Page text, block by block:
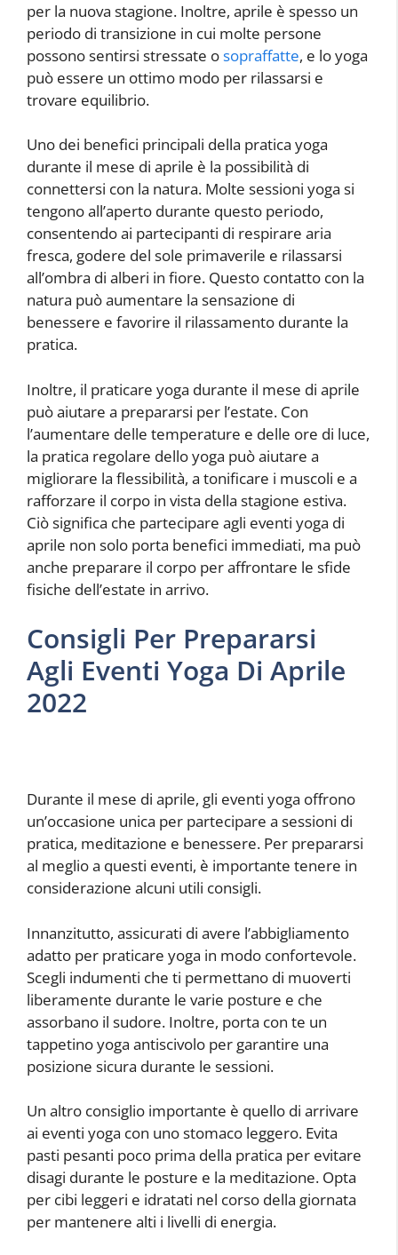
per la nuova stagione. Inoltre, aprile è spesso un
periodo di transizione in cui molte persone
possono sentirsi stressate osopraffatte, e lo yoga
può essere un ottimo modo per rilassarsi e
trovare equilibrio.
Uno dei benefici principali della pratica yoga
durante il mese di aprile è la possibilità di
connettersi con la natura. Molte sessioni yoga si
tengono all’aperto durante questo periodo,
consentendo ai partecipanti di respirare aria
fresca, godere del sole primaverile e rilassarsi
all’ombra di alberi in fiore. Questo contatto con la
natura può aumentare la sensazione di
benessere e favorire il rilassamento durante la
pratica.
Inoltre, il praticare yoga durante il mese di aprile
può aiutare a prepararsi per l’estate. Con
l’aumentare delle temperature e delle ore di luce,
la pratica regolare dello yoga può aiutare a
migliorare la flessibilità, a tonificare i muscoli e a
rafforzare il corpo in vista della stagione estiva.
Ciò significa che partecipare agli eventi yoga di
aprile non solo porta benefici immediati, ma può
anche preparare il corpo per affrontare le sfide
fisiche dell’estate in arrivo.
Consigli Per Prepararsi
Agli Eventi Yoga Di Aprile
2022
Durante il mese di aprile, gli eventi yoga offrono
un’occasione unica per partecipare a sessioni di
pratica, meditazione e benessere. Per prepararsi
al meglio a questi eventi, è importante tenere in
considerazione alcuni utili consigli.
Innanzitutto, assicurati di avere l’abbigliamento
adatto per praticare yoga in modo confortevole.
Scegli indumenti che ti permettano di muoverti
liberamente durante le varie posture e che
assorbano il sudore. Inoltre, porta con te un
tappetino yoga antiscivolo per garantire una
posizione sicura durante le sessioni.
Un altro consiglio importante è quello di arrivare
ai eventi yoga con uno stomaco leggero. Evita
pasti pesanti poco prima della pratica per evitare
disagi durante le posture e la meditazione. Opta
per cibi leggeri e idratati nel corso della giornata
per mantenere alti i livelli di energia.